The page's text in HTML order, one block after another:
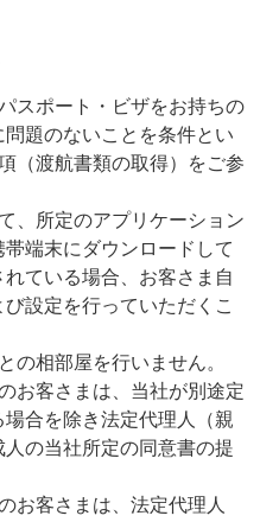
スポート・ビザをお持ちの
題のないことを条件とい
（渡航書類の取得）をご参
、所定のアプリケーション
端末にダウンロードして
ている場合、お客さま自
設定を行っていただくこ
の相部屋を行いません。
お客さまは、当社が別途定
合を除き法定代理人（親
の当社所定の同意書の提
お客さまは、法定代理人